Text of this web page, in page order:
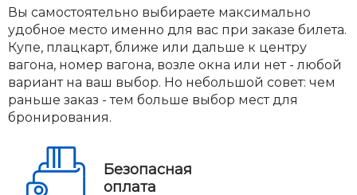
Вы самостоятельно выбираете максимально
удобное место именно для вас при заказе билета.
Купе, плацкарт, ближе или дальше к центру
вагона, номер вагона, возле окна или нет - любой
вариант на ваш выбор. Но небольшой совет: чем
раньше заказ - тем больше выбор мест для
бронирования.
Безопасная
оплата